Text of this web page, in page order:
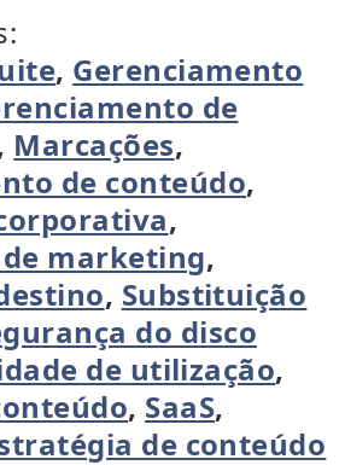
, Gerenciamento
de
Marcações,
de conteúdo,
,
marketing,
, Substituição
do disco
de utilização,
, SaaS,
de conteúdo